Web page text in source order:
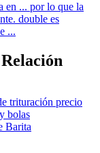
en ... por lo que la
double es
...
trituración precio
bolas
Barita